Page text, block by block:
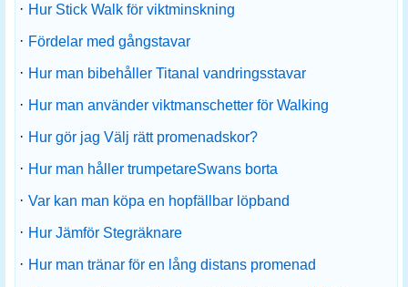
· Hur Stick Walk för viktminskning
· Fördelar med gångstavar
· Hur man bibehåller Titanal vandringsstavar
· Hur man använder viktmanschetter för Walking
· Hur gör jag Välj rätt promenadskor?
· Hur man håller trumpetareSwans borta
· Var kan man köpa en hopfällbar löpband
· Hur Jämför Stegräknare
· Hur man tränar för en lång distans promenad